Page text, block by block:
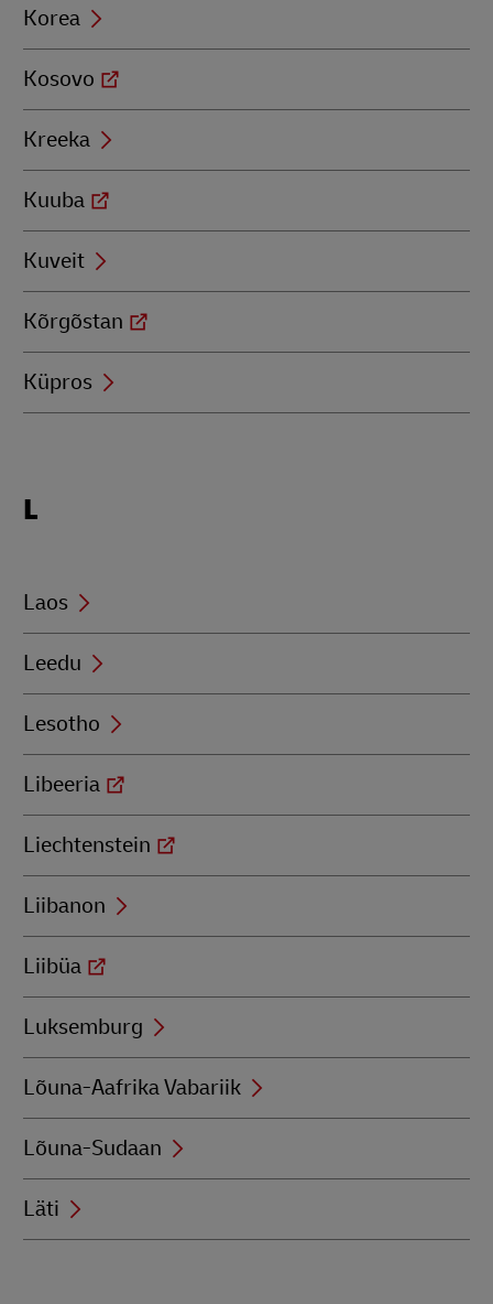
Korea
Kosovo
Kreeka
Kuuba
Kuveit
Kõrgõstan
Küpros
L
Laos
Leedu
Lesotho
Libeeria
Liechtenstein
Liibanon
Liibüa
Luksemburg
Lõuna-Aafrika Vabariik
Lõuna-Sudaan
Läti